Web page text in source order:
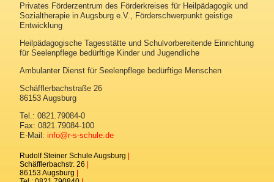
Vertrauensstelle für Gewaltprävention
Öffnungszeiten
Kontakt
E-MAIL-PORTAL
Privates Förderzentrum des Förderkreises für Heilpädagogik und
Sozialtherapie in Augsburg e.V., Förderschwerpunkt geistige
Entwicklung
Heilpädagogische Tagesstätte und Schulvorbereitende Einrichtung
für Seelenpflege bedürftige Kinder und Jugendliche
Ambulanter Dienst für Seelenpflege bedürftige Menschen
Schäfflerbachstraße 26
86153 Augsburg
Tel.: 0821.79084-0
Fax: 0821.79084-100
E-Mail: info@r-s-schule.de
Rudolf Steiner Schule Augsburg
Schäfflerbachstr. 26
86153 Augsburg